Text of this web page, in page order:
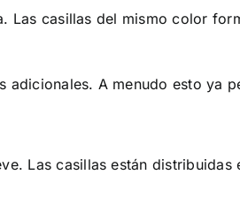
casillas del mismo color
A menudo esto ya
Las casillas están distribuidas